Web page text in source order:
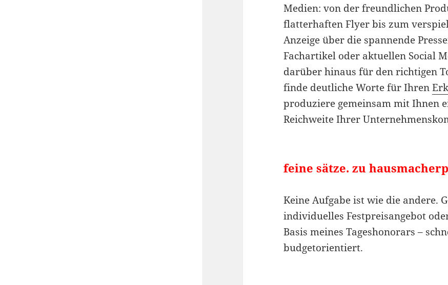
Medien: von der freundlichen
flatterhaften Flyer bis zum
Anzeige über die spannende
Fachartikel oder aktuellen Social
darüber hinaus für den richtigen
finde deutliche Worte für Ihren
produziere gemeinsam mit Ihnen
Reichweite Ihrer
feine sätze. zu
Keine Aufgabe ist wie die andere.
individuelles Festpreisangebot
Basis meines Tageshonorars –
budgetorientiert.